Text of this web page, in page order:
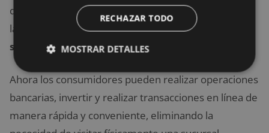
de la tecnología ha aumentado la eficiencia en todas
las áreas, desde lagestión de inversiones hasta la
solicitud de préstamos.
Ahora los consumidores pueden realizar operaciones
bancarias, invertir y realizar transacciones en línea de
manera rápida y conveniente, eliminando la
RECHAZAR TODO
MOSTRAR DETALLES